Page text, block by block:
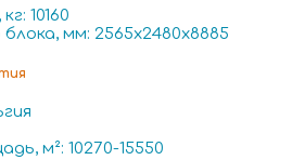
10160
мм: 2565x2480x8885
м²: 10270-15550